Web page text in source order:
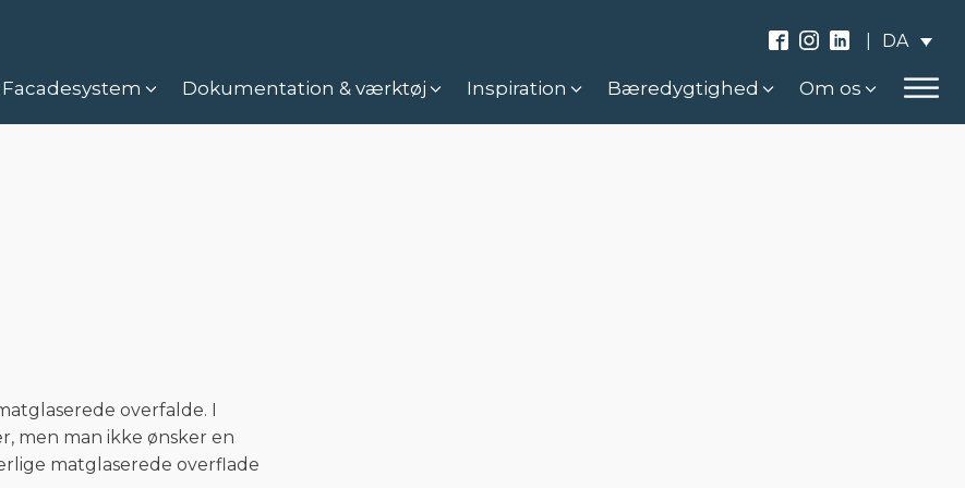
DA
Facadesystem Dokumentation & værktøj Inspiration Bæredygtighed Om os
overfalde. I
men man ikke ønsker en
matglaserede overflade